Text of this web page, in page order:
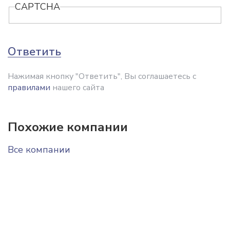
CAPTCHA
Ответить
Нажимая кнопку "Ответить", Вы соглашаетесь с
правилами нашего сайта
Похожие компании
Все компании